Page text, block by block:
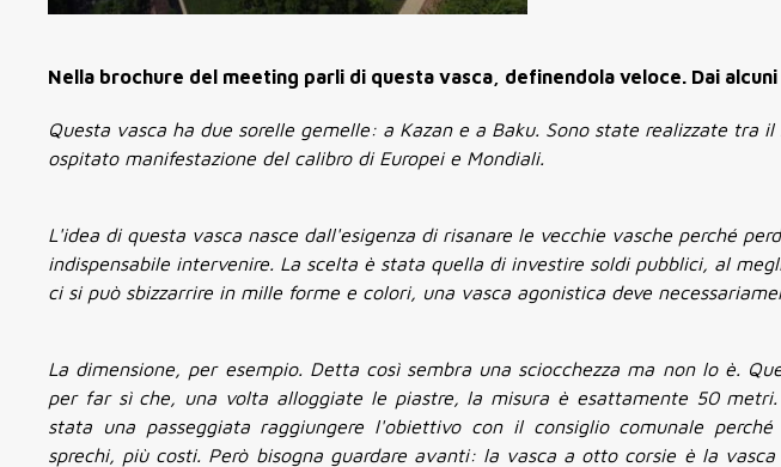
Nella brochure del meeting parli di questa vasca, definendola veloce. Dai
Questa vasca ha due sorelle gemelle: a Kazan e a Baku. Sono state realizzate tra
ospitato manifestazione del calibro di Europei e Mondiali.
L'idea di questa vasca nasce dall'esigenza di risanare le vecchie vasche perché
indispensabile intervenire. La scelta è stata quella di investire soldi pubblici, al
ci si può sbizzarrire in mille forme e colori, una vasca agonistica deve
La dimensione, per esempio. Detta così sembra una sciocchezza ma non lo è.
per far sì che, una volta alloggiate le piastre, la misura è esattamente 50
stata una passeggiata raggiungere l'obiettivo con il consiglio comunale
sprechi, più costi. Però bisogna guardare avanti: la vasca a otto corsie è la